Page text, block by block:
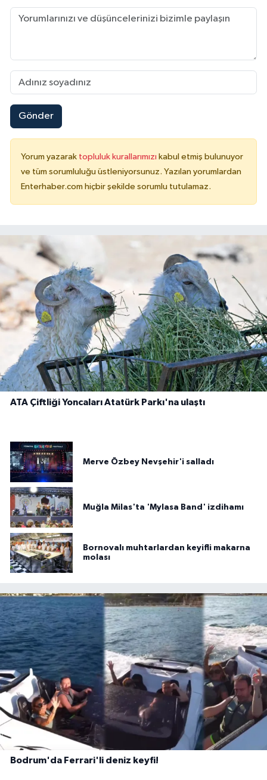
Gönder
Yorum yazarak topluluk kurallarımızı kabul etmiş bulunuyor
ve tüm sorumluluğu üstleniyorsunuz. Yazılan yorumlardan
Enterhaber.com hiçbir şekilde sorumlu tutulamaz.
ATA Çiftliği Yoncaları Atatürk Parkı'na ulaştı
Merve Özbey Nevşehir'i salladı
Muğla Milas'ta 'Mylasa Band' izdihamı
Bornovalı muhtarlardan keyifli makarna
molası
Bodrum'da Ferrari'li deniz keyfi!